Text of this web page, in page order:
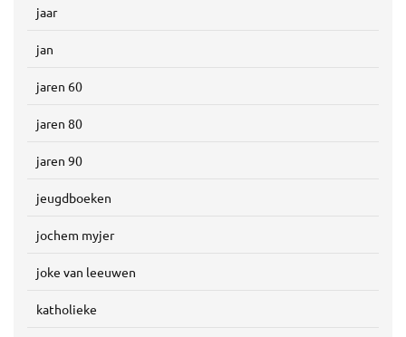
jaar
jan
jaren 60
jaren 80
jaren 90
jeugdboeken
jochem myjer
joke van leeuwen
katholieke